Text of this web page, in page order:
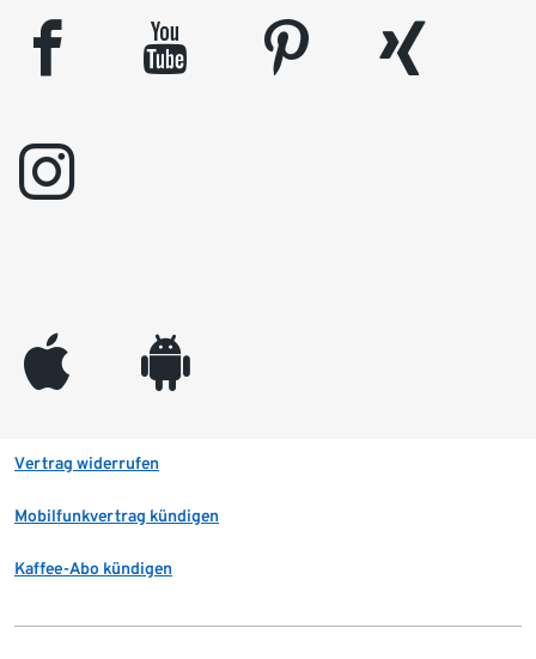
facebook youtube pinterest
xing
instagram
appleinc android
Vertrag widerrufen
Mobilfunkvertrag kündigen
Kaffee-Abo kündigen